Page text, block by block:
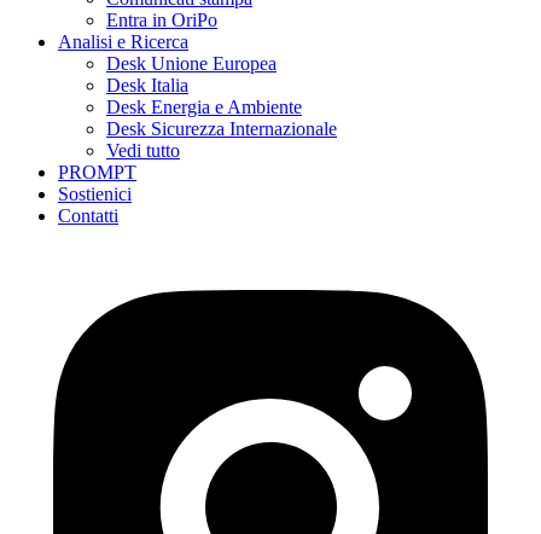
Entra in OriPo
Analisi e Ricerca
Desk Unione Europea
Desk Italia
Desk Energia e Ambiente
Desk Sicurezza Internazionale
Vedi tutto
PROMPT
Sostienici
Contatti